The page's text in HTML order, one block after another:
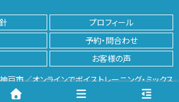
プロフィール
予約・問合わせ
お客様の声
市／オンラインでボイストレーニング・ミックス
ス開発 | K VoiceTraining Lab.